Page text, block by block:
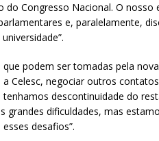
do Congresso Nacional. O nosso
e, paralelamente,
podem ser tomadas pela
Celesc, negociar outros
descontinuidade do
grandes dificuldades, mas
desafios”.